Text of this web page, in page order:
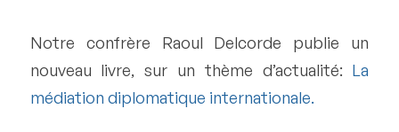
Notre confrère Raoul Delcorde publie un
nouveau livre, sur un thème d’actualité: La
médiation diplomatique internationale.